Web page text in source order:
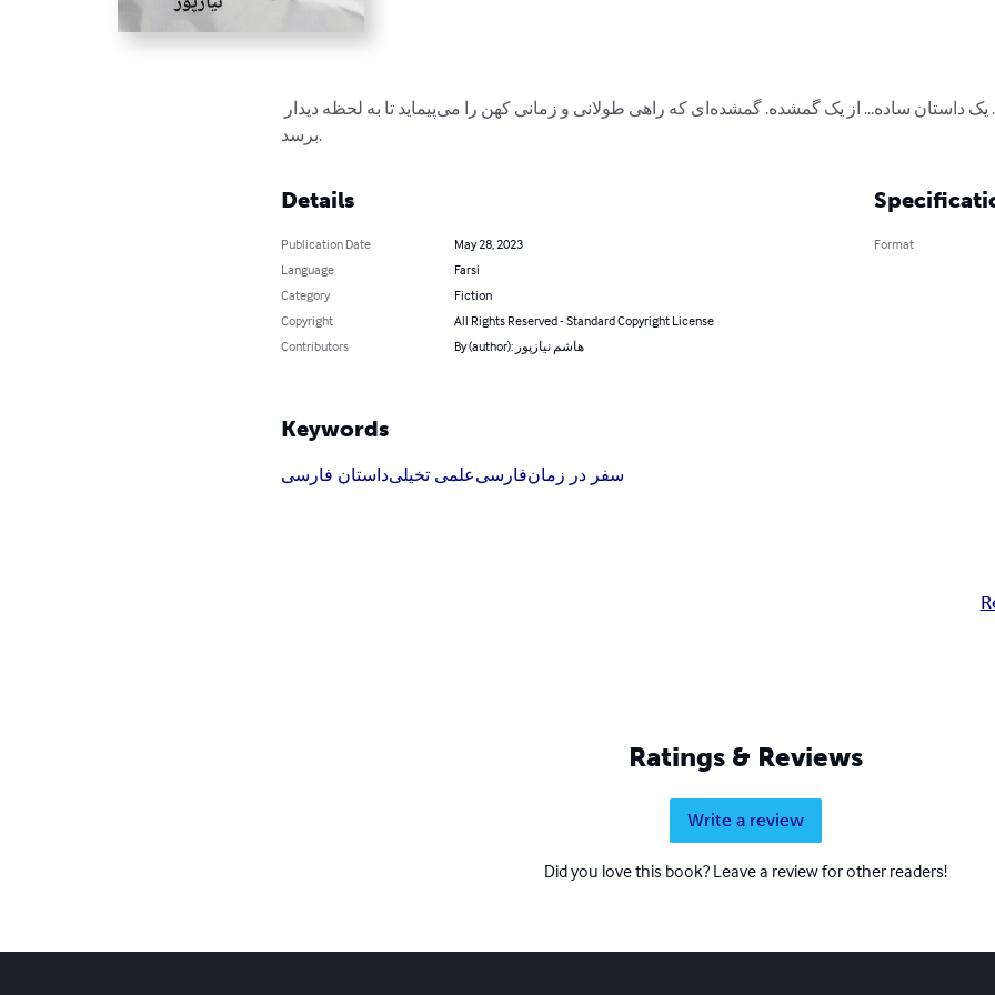
این یک داستان کوتاه است. یک داستان ساده... از یک گمشده. گمشده‌ای که راهی طولانی و زمانی کهن را می‌پیماید تا به لحظه دیدار
برسد.
Details
Publication Date
May 28, 2023
Language
Farsi
Category
Fiction
Copyright
All Rights Reserved - Standard Copyright License
Contributors
By (author): هاشم نیازپور
Format
Keywords
داستان فارسیعلمی تخیلیفارسیسفر در زمان
Ratings & Reviews
Write a review
Did you love this book? Leave a review for other readers!